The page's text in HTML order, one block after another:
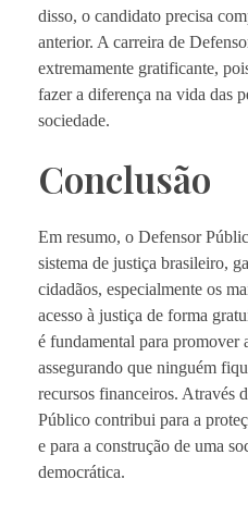
disso, o candidato precisa
anterior. A carreira de
extremamente gratificante,
fazer a diferença na vida das
sociedade.
Conclusão
Em resumo, o Defensor
sistema de justiça brasileiro,
cidadãos, especialmente os
acesso à justiça de forma
é fundamental para promover
assegurando que ninguém
recursos financeiros. Através
Público contribui para a
e para a construção de uma
democrática.